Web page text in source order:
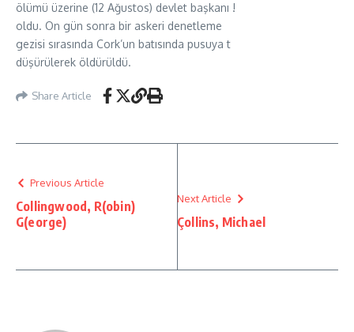
ölümü üzerine (12 Ağustos) devlet başkanı !
oldu. On gün sonra bir askeri denetleme
gezisi sırasında Cork’un batısında pusuya t
düşürülerek öldürüldü.
Share Article
Previous Article
Collingwood, R(obin)
G(eorge)
Next Article
Çollins, Michael